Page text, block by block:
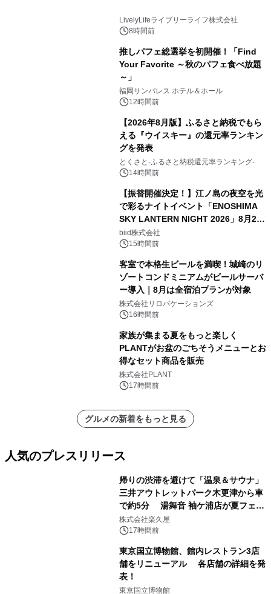
LivelyLifeライブリーライフ株式会社
8時間前
推しパフェ総選挙を初開催！「Find
Your Favorite ～秋のパフェ食べ放題
～」
福岡サンパレス ホテル＆ホール
12時間前
【2026年8月版】ふるさと納税でもら
える『ウイスキー』の還元率ランキン
グを発表
とくさと-ふるさと納税還元率ランキング-
14時間前
【振替開催決定！】江ノ島の夜空を光
で彩るナイトイベント「ENOSHIMA
SKY LANTERN NIGHT 2026」8月22
日(土)振替開催＆受付スタート！
biid株式会社
15時間前
客室で本格生ビールを満喫！城崎のリ
ゾートコンドミニアムがビールサーバ
ー導入｜8月は全宿泊プランが対象
株式会社リロバケーションズ
16時間前
家族が集まる夏をもっと楽しく
PLANTがお盆のごちそうメニューとお
得なセット商品を販売
株式会社PLANT
17時間前
グルメの新着をもっと見る
人気のプレスリリース
帰りの渋滞を避けて「温泉＆サウナ」
三井アウトレットパーク木更津から車
で約5分 湯舞音 袖ケ浦店が夏フェア
メニューを提供
株式会社楽久屋
17時間前
東京国立博物館、館内レストラン3店
舗をリニューアル 各店舗の詳細を発
表！
東京国立博物館